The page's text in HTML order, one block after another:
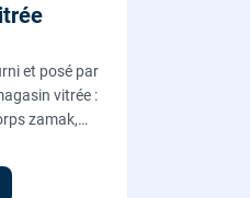
et posé par
vitrée :
zamak,
euros HT